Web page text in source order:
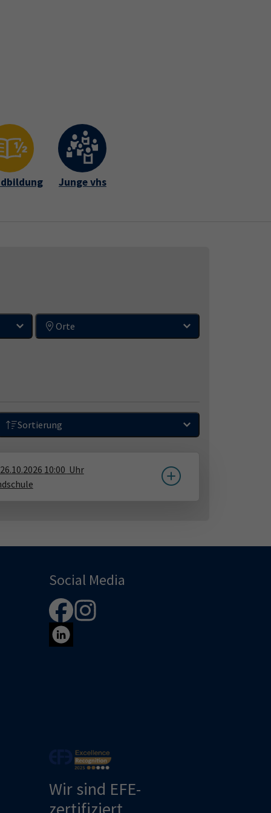
Junge vhs
Orte
Sortierung
26.10.2026 10:00 Uhr
Social Media
Wir sind EFE-